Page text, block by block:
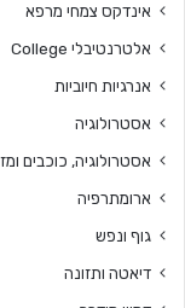
אינדקס צמחי מרפא
אלטרנטיבלי College
אנרגיות חיוביות
אסטרולוגיה
אסטרולוגיה, כוכבים
ארומתרפיה
גוף ונפש
דיאטה ותזונה